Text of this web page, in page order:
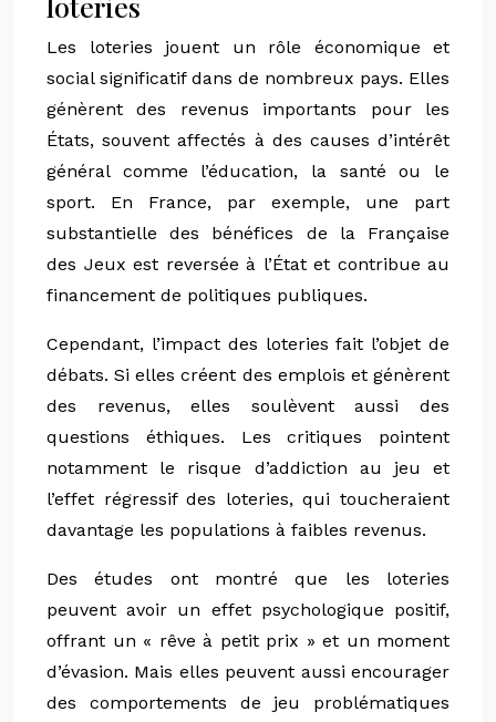
Les loteries jouent un rôle économique et
social significatif dans de nombreux pays. Elles
génèrent des revenus importants pour les
États, souvent affectés à des causes d’intérêt
général comme l’éducation, la santé ou le
sport. En France, par exemple, une part
substantielle des bénéfices de la Française
des Jeux est reversée à l’État et contribue au
financement de politiques publiques.
Cependant, l’impact des loteries fait l’objet de
débats. Si elles créent des emplois et génèrent
des revenus, elles soulèvent aussi des
questions éthiques. Les critiques pointent
notamment le risque d’addiction au jeu et
l’effet régressif des loteries, qui toucheraient
davantage les populations à faibles revenus.
Des études ont montré que les loteries
peuvent avoir un effet psychologique positif,
offrant un « rêve à petit prix » et un moment
d’évasion. Mais elles peuvent aussi encourager
des comportements de jeu problématiques